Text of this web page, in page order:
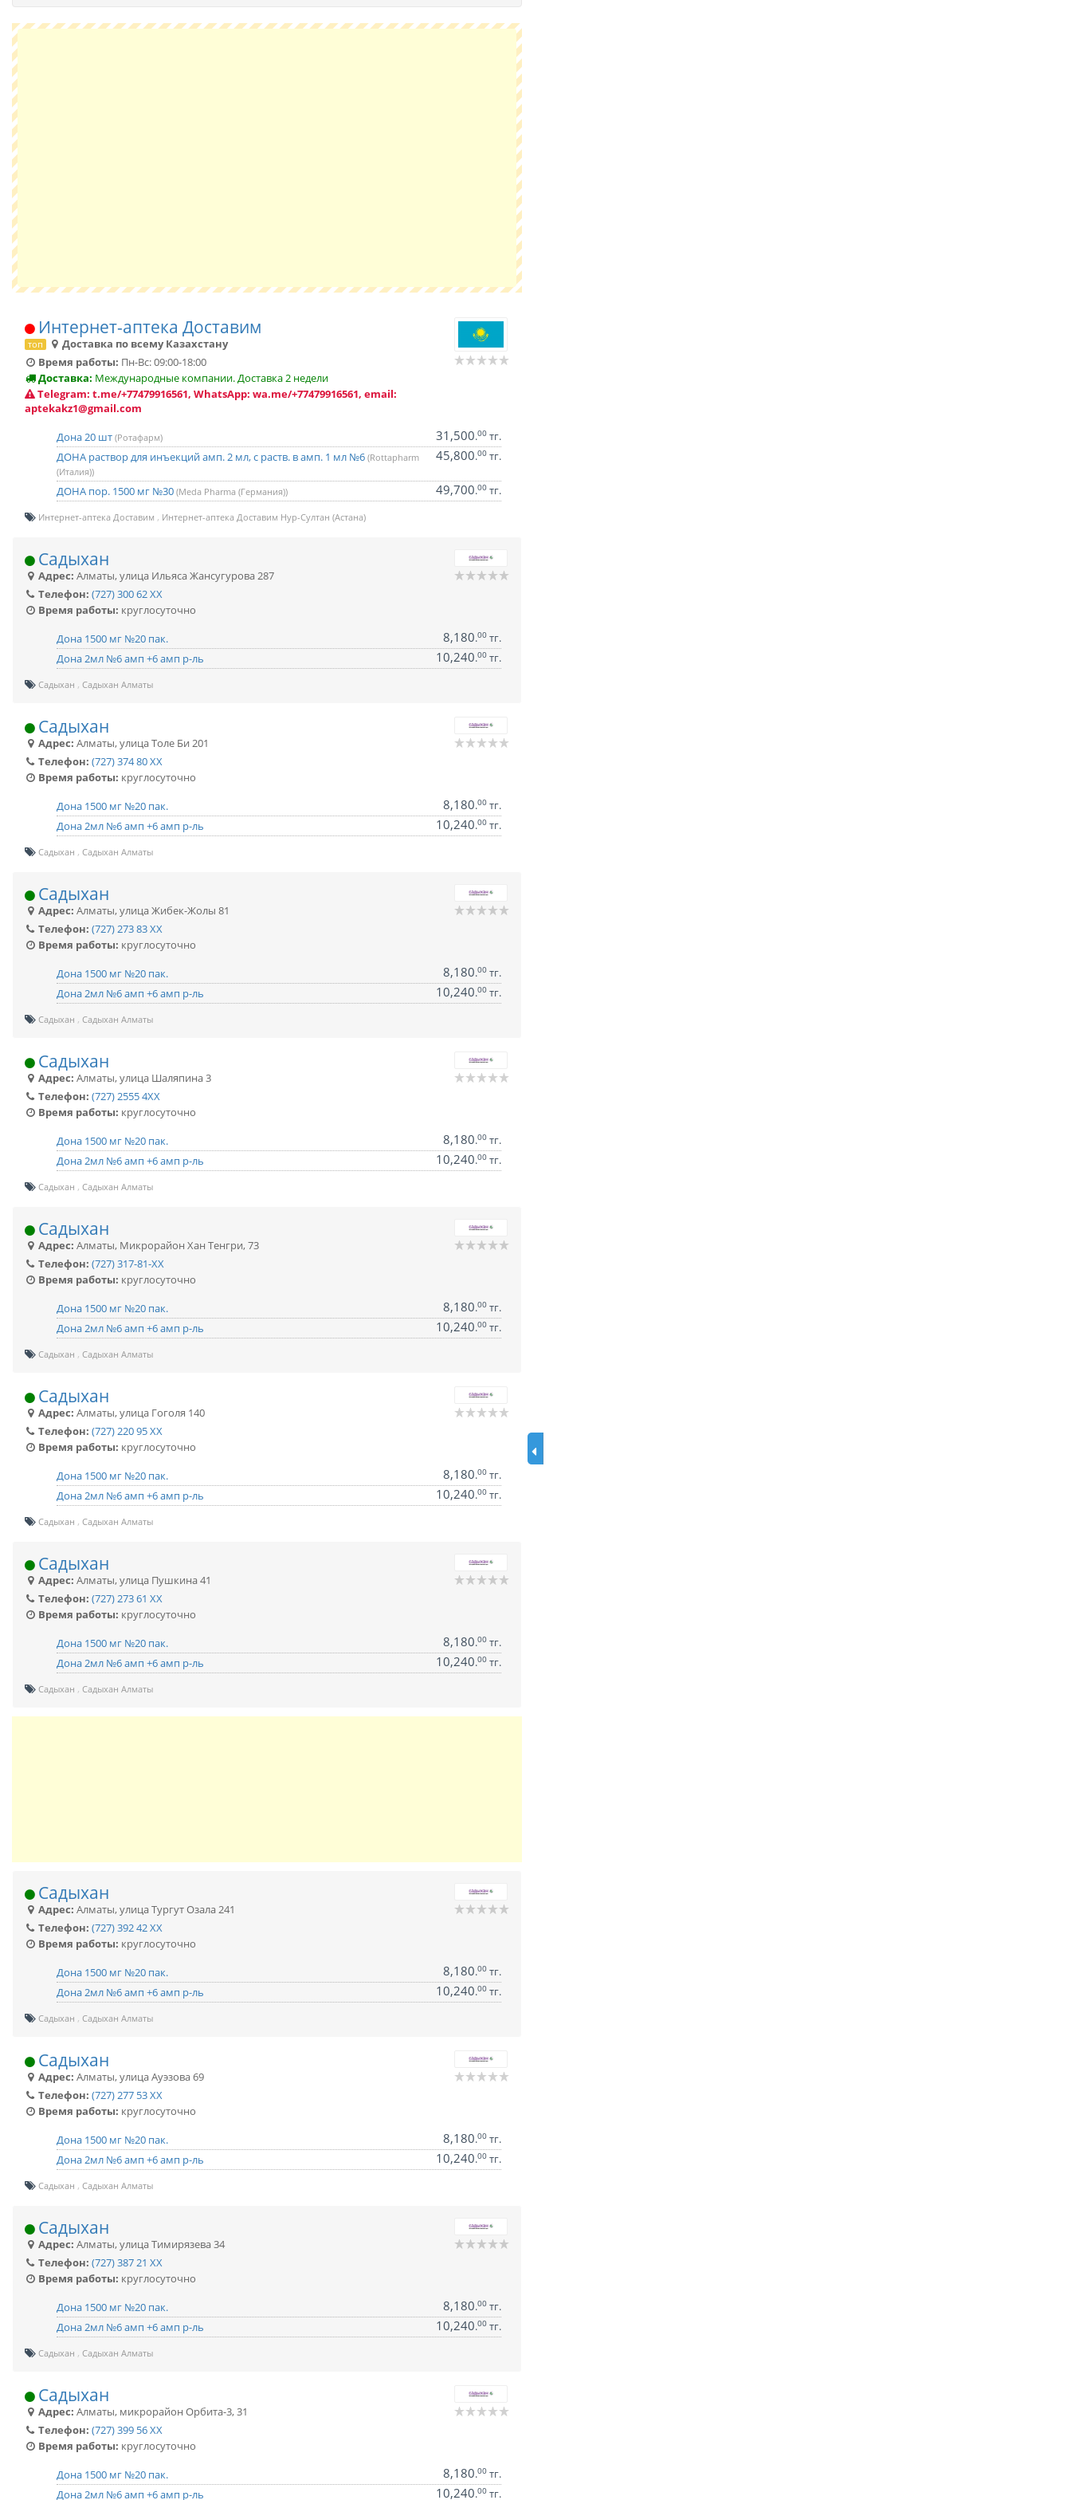
Интернет-аптека Доставим
топ
Доставка по всему Казахстану
Время работы: Пн-Вс: 09:00-18:00
Доставка: Международные компании. Доставка 2 недели
Telegram: t.me/+77479916561, WhatsApp: wa.me/+77479916561, email:
aptekakz1@gmail.com
Дона 20 шт (Ротафарм) 31,500.00тг.
ДОНА раствор для инъекций амп. 2 мл, с раств. в амп. 1 мл №6 (Rottapharm
(Италия))
45,800.00тг.
ДОНА пор. 1500 мг №30 (Meda Pharma (Германия)) 49,700.00тг.
Интернет-аптека Доставим Интернет-аптека Доставим Нур-Султан (Астана)
Садыхан
Адрес: Алматы,улица Ильяса Жансугурова 287
Телефон: (727) 300 62 XX
Время работы: круглосуточно
Дона 1500 мг №20 пак.
8,180.00тг.
Дона 2мл №6 амп +6 амп р-ль
10,240.00тг.
Садыхан Садыхан Алматы
Садыхан
Адрес: Алматы,улица Толе Би 201
Телефон: (727) 374 80 XX
Время работы: круглосуточно
Дона 1500 мг №20 пак.
8,180.00тг.
Дона 2мл №6 амп +6 амп р-ль
10,240.00тг.
Садыхан Садыхан Алматы
Садыхан
Адрес: Алматы,улица Жибек-Жолы 81
Телефон: (727) 273 83 XX
Время работы: круглосуточно
Дона 1500 мг №20 пак.
8,180.00тг.
Дона 2мл №6 амп +6 амп р-ль
10,240.00тг.
Садыхан Садыхан Алматы
Садыхан
Адрес: Алматы,улица Шаляпина 3
Телефон: (727) 2555 4XX
Время работы: круглосуточно
Дона 1500 мг №20 пак.
8,180.00тг.
Дона 2мл №6 амп +6 амп р-ль
10,240.00тг.
Садыхан Садыхан Алматы
Садыхан
Адрес: Алматы, Микрорайон Хан Тенгри, 73
Телефон: (727) 317-81-XX
Время работы: круглосуточно
Дона 1500 мг №20 пак.
8,180.00тг.
Дона 2мл №6 амп +6 амп р-ль
10,240.00тг.
Садыхан Садыхан Алматы
Садыхан
Адрес: Алматы,улица Гоголя 140
Телефон: (727) 220 95 XX
Время работы: круглосуточно
Дона 1500 мг №20 пак.
8,180.00тг.
Дона 2мл №6 амп +6 амп р-ль
10,240.00тг.
Садыхан Садыхан Алматы
Садыхан
Адрес: Алматы,улица Пушкина 41
Телефон: (727) 273 61 XX
Время работы: круглосуточно
Дона 1500 мг №20 пак.
8,180.00тг.
Дона 2мл №6 амп +6 амп р-ль
10,240.00тг.
Садыхан Садыхан Алматы
Садыхан
Адрес: Алматы,улица Тургут Озала 241
Телефон: (727) 392 42 XX
Время работы: круглосуточно
Дона 1500 мг №20 пак.
8,180.00тг.
Дона 2мл №6 амп +6 амп р-ль
10,240.00тг.
Садыхан Садыхан Алматы
Садыхан
Адрес: Алматы,улица Ауэзова 69
Телефон: (727) 277 53 XX
Время работы: круглосуточно
Дона 1500 мг №20 пак.
8,180.00тг.
Дона 2мл №6 амп +6 амп р-ль
10,240.00тг.
Садыхан Садыхан Алматы
Садыхан
Адрес: Алматы,улица Тимирязева 34
Телефон: (727) 387 21 XX
Время работы: круглосуточно
Дона 1500 мг №20 пак.
8,180.00тг.
Дона 2мл №6 амп +6 амп р-ль
10,240.00тг.
Садыхан Садыхан Алматы
Садыхан
Адрес: Алматы, микрорайон Орбита-3, 31
Телефон: (727) 399 56 XX
Время работы: круглосуточно
Дона 1500 мг №20 пак.
8,180.00тг.
Дона 2мл №6 амп +6 амп р-ль
10,240.00тг.